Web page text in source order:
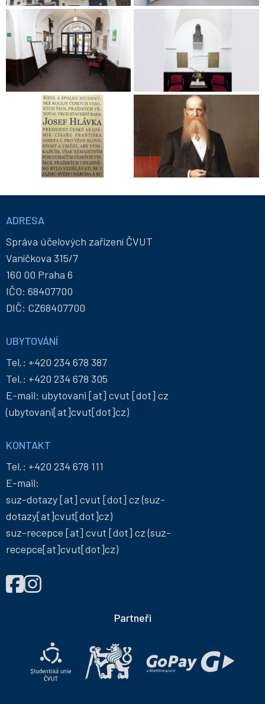
a
kontakty
ADRESA
Správa účelových zařízení ČVUT
Vaníčkova 315/7
160 00 Praha 6
IČO: 68407700
DIČ: CZ68407700
UBYTOVÁNÍ
Tel.: +420 234 678 387
Tel.: +420 234 678 305
E-mail: ubytovani [at] cvut [dot] cz
(ubytovani[at]cvut[dot]cz)
KONTAKT
Tel.: +420 234 678 111
E-mail:
suz-dotazy[at] cvut [dot] cz(suz-
dotazy[at]cvut[dot]cz)
suz-recepce [at] cvut [dot] cz(suz-
recepce[at]cvut[dot]cz)
NAJDETE
NÁS
Správa
Facebooku
Správa
Instagramu
Partneři